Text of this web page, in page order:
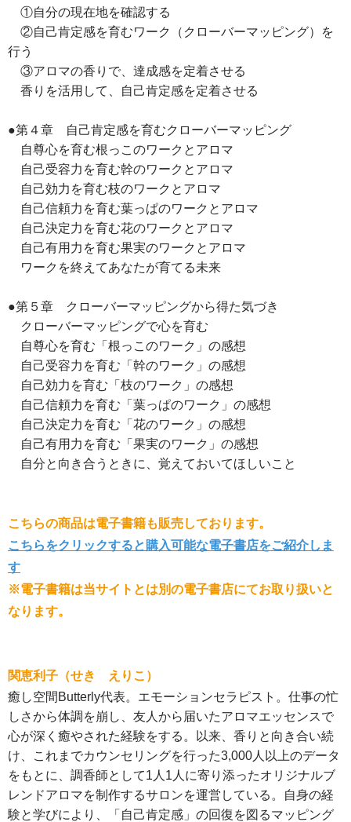
①自分の現在地を確認する
②自己肯定感を育むワーク（クローバーマッピング）を
行う
③アロマの香りで、達成感を定着させる
香りを活用して、自己肯定感を定着させる
●第４章 自己肯定感を育むクローバーマッピング
自尊心を育む根っこのワークとアロマ
自己受容力を育む幹のワークとアロマ
自己効力を育む枝のワークとアロマ
自己信頼力を育む葉っぱのワークとアロマ
自己決定力を育む花のワークとアロマ
自己有用力を育む果実のワークとアロマ
ワークを終えてあなたが育てる未来
●第５章 クローバーマッピングから得た気づき
クローバーマッピングで心を育む
自尊心を育む「根っこのワーク」の感想
自己受容力を育む「幹のワーク」の感想
自己効力を育む「枝のワーク」の感想
自己信頼力を育む「葉っぱのワーク」の感想
自己決定力を育む「花のワーク」の感想
自己有用力を育む「果実のワーク」の感想
自分と向き合うときに、覚えておいてほしいこと
こちらの商品は電子書籍も販売しております。
こちらをクリックすると購入可能な電子書店をご紹介しま
す
※電子書籍は当サイトとは別の電子書店にてお取り扱いと
なります。
関恵利子（せき えりこ）
癒し空間Butterly代表。エモーションセラピスト。仕事の忙
しさから体調を崩し、友人から届いたアロマエッセンスで
心が深く癒やされた経験をする。以来、香りと向き合い続
け、これまでカウンセリングを行った3,000人以上のデータ
をもとに、調香師として1人1人に寄り添ったオリジナルブ
レンドアロマを制作するサロンを運営している。自身の経
験と学びにより、「自己肯定感」の回復を図るマッピング